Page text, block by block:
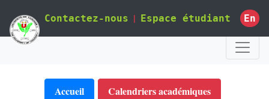
Contactez-nous | Espace étudiant En
Accueil Calendriers académiques